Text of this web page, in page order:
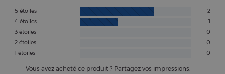
5 étoiles
2
4 étoiles
1
3 étoiles
0
2 étoiles
0
1 étoiles
0
Vous avez acheté ce produit ? Partagez vos impressions.